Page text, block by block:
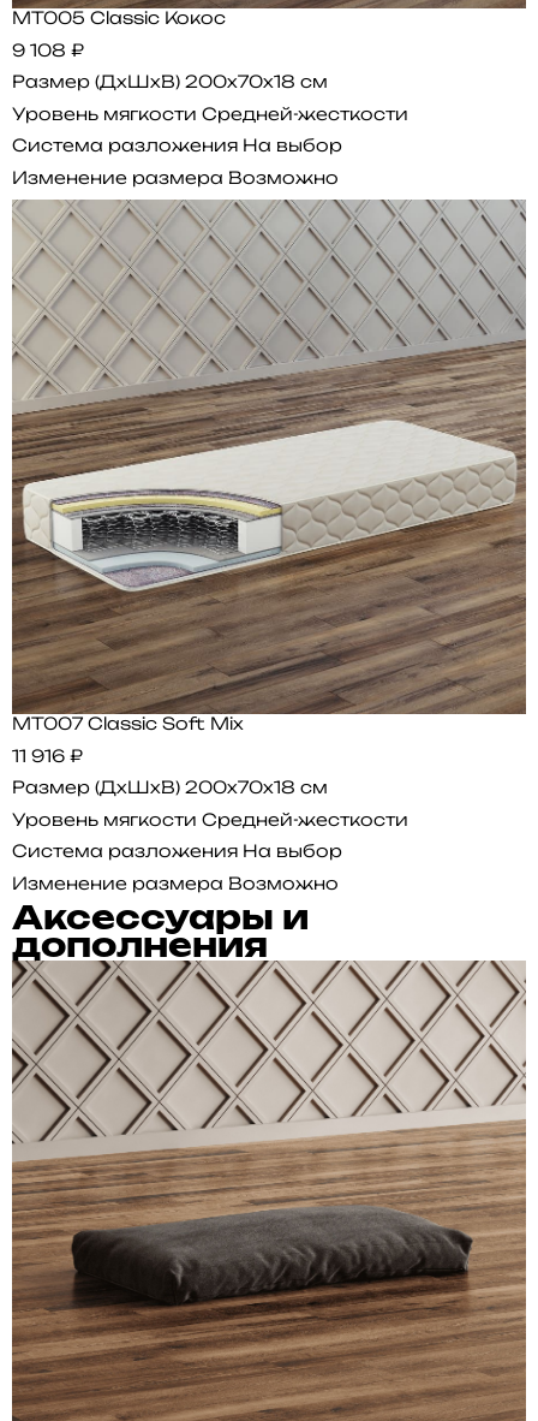
MT005 Classic Кокос
9 108 ₽
Размер (ДхШхВ) 200x70x18 см
Уровень мягкости Средней-жесткости
Система разложения На выбор
Изменение размера Возможно
MT007 Classic Soft Mix
11 916 ₽
Размер (ДхШхВ) 200x70x18 см
Уровень мягкости Средней-жесткости
Система разложения На выбор
Изменение размера Возможно
Аксессуары и
дополнения